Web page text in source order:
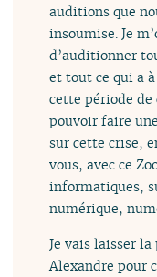
auditions que
insoumise. Je
d’auditionner
et tout ce qui a
cette période de
pouvoir faire
sur cette crise,
vous, avec ce
informatiques,
numérique,
Je vais laisser
Alexandre pour